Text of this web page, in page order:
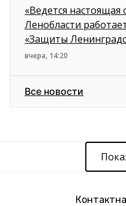
«Ведется настоящая
Ленобласти
«Защиты
вчера, 14:20
Все новости